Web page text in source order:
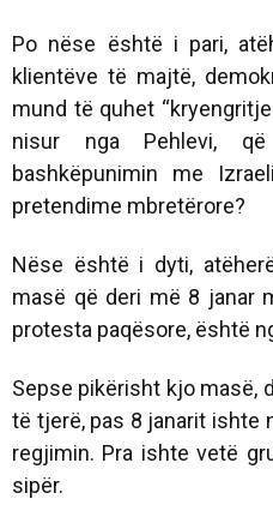
Po nëse është i pari,
klientëve të majtë,
mund të quhet
nisur nga Pehlevi,
bashkëpunimin me
pretendime mbretërore?
Nëse është i dyti,
masë që deri më 8 janar
protesta paqësore, është
Sepse pikërisht kjo masë,
të tjerë, pas 8 janarit ishte
regjimin. Pra ishte vetë
sipër.